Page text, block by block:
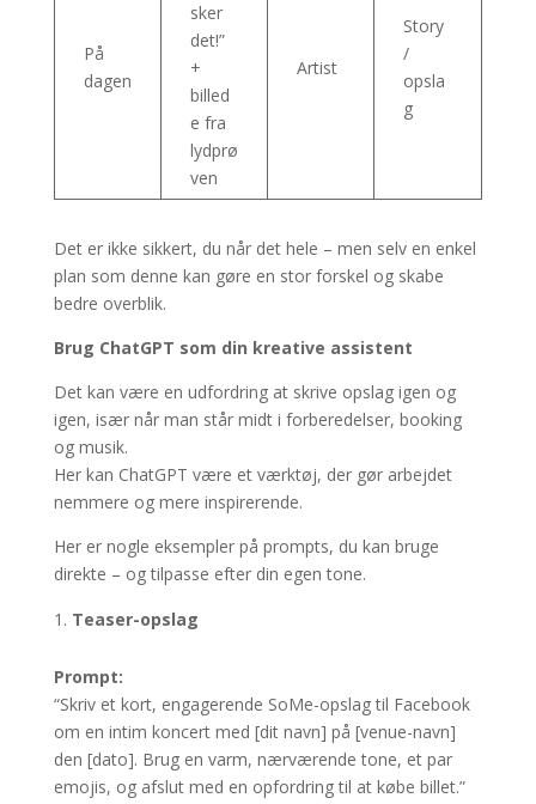
På
dagen
sker
det!”
+
billed
e fra
lydprø
ven
Artist
Story
/
opsla
g
Det er ikke sikkert, du når det hele – men selv en enkel
plan som denne kan gøre en stor forskel og skabe
bedre overblik.
Brug ChatGPT som din kreative assistent
Det kan være en udfordring at skrive opslag igen og
igen, især når man står midt i forberedelser, booking
og musik.
Her kan ChatGPT være et værktøj, der gør arbejdet
nemmere og mere inspirerende.
Her er nogle eksempler på prompts, du kan bruge
direkte – og tilpasse efter din egen tone.
Teaser-opslag
Prompt:
“Skriv et kort, engagerende SoMe-opslag til Facebook
om en intim koncert med [dit navn] på [venue-navn]
den [dato]. Brug en varm, nærværende tone, et par
emojis, og afslut med en opfordring til at købe billet.”